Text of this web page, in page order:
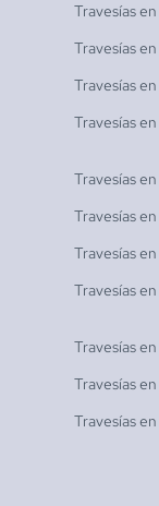
Travesías en
Travesías en
Travesías en
Travesías en
Travesías en
Travesías en
Travesías en
Travesías en
Travesías en
Travesías en
Travesías en